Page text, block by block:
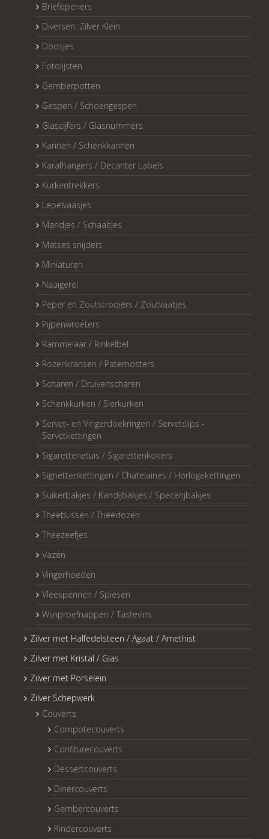
Briefopeners
Diversen: Zilver Klein
Doosjes
Fotolijsten
Gemberpotten
Gespen / Schoengespen
Glascijfers / Glasnummers
Kannen / Schenkkannen
Karafhangers / Decanter Labels
Kurkentrekkers
Lepelvaasjes
Mandjes / Schaaltjes
Matses snijders
Miniaturen
Naaigerei
Peper en Zoutstrooiers / Zoutvaatjes
Pijpenwroeters
Rammelaar / Rinkelbel
Rozenkransen / Paternosters
Scharen / Druivenscharen
Schenkkurken / Sierkurken
Servet- en Vingerdoekringen / Servetclips -
Servetkettingen
Sigarettenetuis / Sigarettenkokers
Signettenkettingen / Chatelaines / Horlogekettingen
Suikerbakjes / Kandijbakjes / Specerijbakjes
Theebussen / Theedozen
Theezeefjes
Vazen
Vingerhoeden
Vleespennen / Spiesen
Wijnproefnappen / Tastevins
Zilver met Halfedelsteen / Agaat / Amethist
Zilver met Kristal / Glas
Zilver met Porselein
Zilver Schepwerk
Couverts
Compotecouverts
Confiturecouverts
Dessertcouverts
Dinercouverts
Gembercouverts
Kindercouverts